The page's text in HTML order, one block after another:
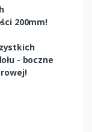
200mm!
- boczne